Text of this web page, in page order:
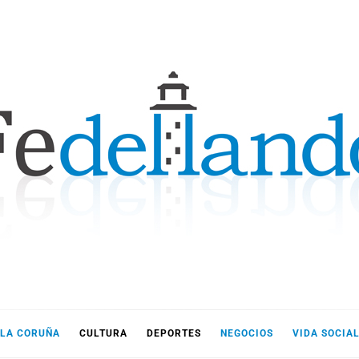
LA CORUÑA CULTURA DEPORTES NEGOCIOS VIDA SOCIAL